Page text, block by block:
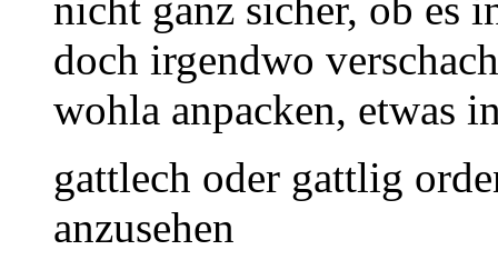
nicht ganz sicher, ob es
doch irgendwo
wohla anpacken, etwas
gattlech oder gattlig
anzusehen